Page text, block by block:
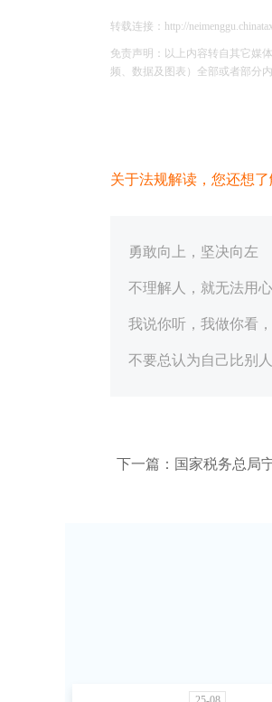
转载连接：http://
免责声明：以上内容转自其它媒
频、数据及图表）全部或者部分
关于法规解读，您还想
勇敢向上，坚决向左
不理解人，就无法用
我说你听，我做你看
不要总认为自己比别
下一篇：国家税务总局